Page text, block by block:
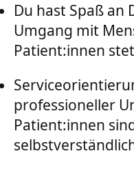
Du hast Spaß an
Umgang mit
Patient:innen
professioneller
Patient:innen